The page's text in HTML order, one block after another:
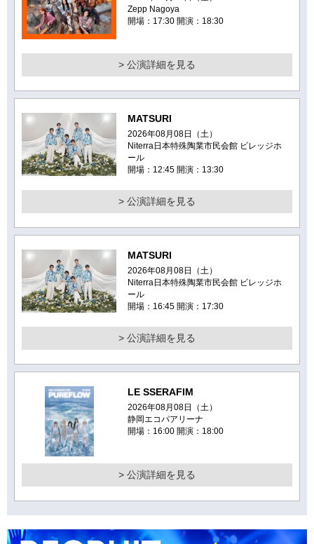
Zepp Nagoya
開場：17:30 開演：18:30
> 公演詳細を見る
MATSURI
2026年08月08日（土）
Niterra日本特殊陶業市民会館 ビレッジホ
ール
開場：12:45 開演：13:30
> 公演詳細を見る
MATSURI
2026年08月08日（土）
Niterra日本特殊陶業市民会館 ビレッジホ
ール
開場：16:45 開演：17:30
> 公演詳細を見る
LE SSERAFIM
2026年08月08日（土）
静岡エコパアリーナ
開場：16:00 開演：18:00
> 公演詳細を見る